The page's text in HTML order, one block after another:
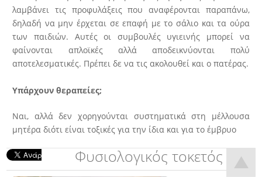
λαμβάνει τις προφυλάξεις που αναφέρονται παραπάνω,
δηλαδή να μην έρχεται σε επαφή με το σάλιο και τα ούρα
των παιδιών. Αυτές οι συμβουλές υγιεινής μπορεί να
φαίνονται απλοϊκές αλλά αποδεικνύονται πολύ
αποτελεσματικές. Πρέπει δε να τις ακολουθεί και ο πατέρας.
Υπάρχουν θεραπείες;
Ναι, αλλά δεν χορηγούνται συστηματικά στη μέλλουσα
μητέρα διότι είναι τοξικές για την ίδια και για το έμβρυο
Φυσιολογικός τοκετός